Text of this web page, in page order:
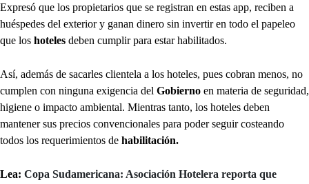
Expresó que los propietarios que se registran en estas app, reciben a
huéspedes del exterior y ganan dinero sin invertir en todo el papeleo
que los hoteles deben cumplir para estar habilitados.
Así, además de sacarles clientela a los hoteles, pues cobran menos, no
cumplen con ninguna exigencia del Gobierno en materia de seguridad,
higiene o impacto ambiental. Mientras tanto, los hoteles deben
mantener sus precios convencionales para poder seguir costeando
todos los requerimientos de habilitación.
Lea: Copa Sudamericana: Asociación Hotelera reporta que